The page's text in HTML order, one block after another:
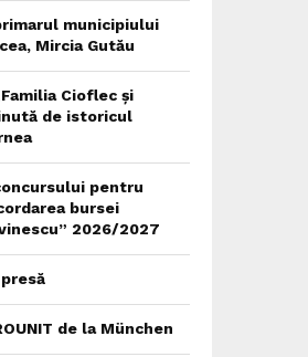
municipiului
Mircia Gutău
Cioflec și
de istoricul
pentru
bursei
2026/2027
de la München